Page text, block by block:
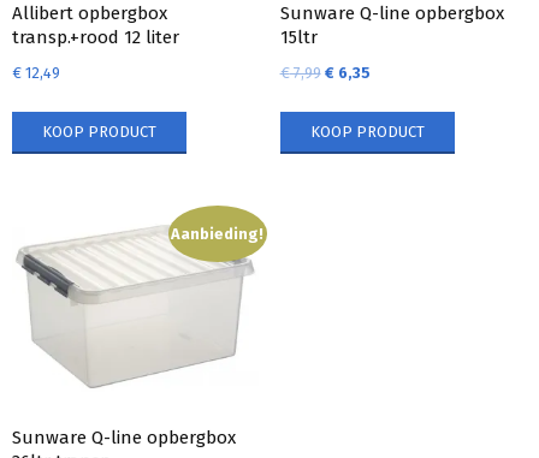
Allibert opbergbox
transp.+rood 12 liter
€ 12,49
KOOP PRODUCT
Sunware Q-line opbergbox
15ltr
€7,99 €6,35
KOOP PRODUCT
Aanbieding!
Sunware Q-line opbergbox